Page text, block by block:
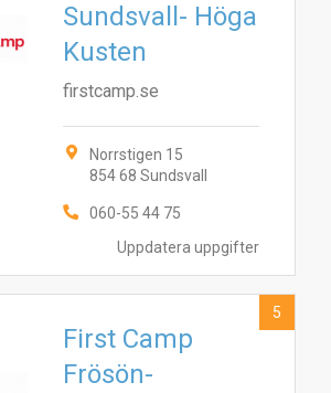
Uppdatera uppgifter
Sundsvall- Höga
Kusten
firstcamp.se
Norrstigen 15
854 68 Sundsvall
060-55 44 75
First Camp
Frösön-
5